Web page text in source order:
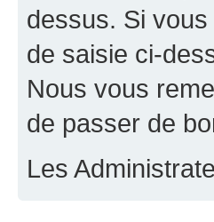
dessus. Si
de saisie ci-
Nous vous
de passer de
Les